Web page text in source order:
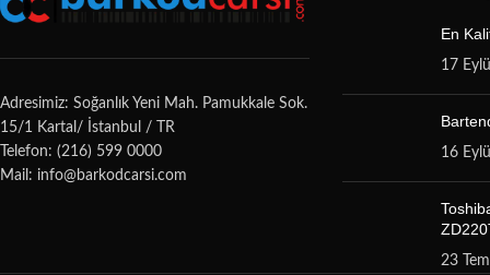
Adresimiz: Soğanlık Yeni Mah. Pamukkale Sok.
15/1 Kartal/ İstanbul / TR
Telefon: (216) 599 0000
Mail: info@barkodcarsi.com
En
17
16
23